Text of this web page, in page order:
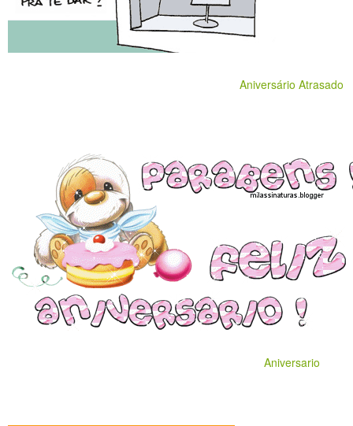
Aniversário Atrasado
Aniversario